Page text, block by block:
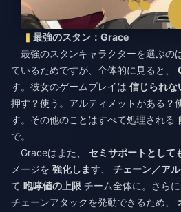
最強のスタン：Grace
最強のスタンキャラクターを選ぶの
ているためですが、全体的に見ると、
す。彼女のゲームプレイは 信じられな
押す？使う。アルティメットがある？
す。その他のことはすべて処理される
で。
Graceはまた、 セミサポートとして
メージを 強化します チェーン／ア
て 咆哮値の上限 チーム全体に。さら
チェーンアタックを発動できるため、